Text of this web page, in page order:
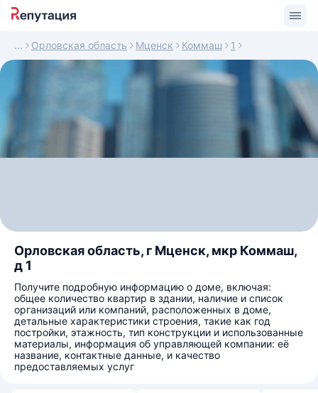
Орловская область Мценск Коммаш 1
Орловская область, г Мценск, мкр Коммаш,
д 1
Получите подробную информацию о доме, включая:
общее количество квартир в здании, наличие и список
организаций или компаний, расположенных в доме,
детальные характеристики строения, такие как год
постройки, этажность, тип конструкции и использованные
материалы, информация об управляющей компании: её
название, контактные данные, и качество
предоставляемых услуг